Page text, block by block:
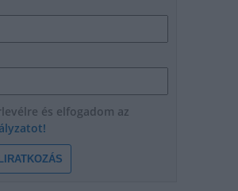
és elfogadom az